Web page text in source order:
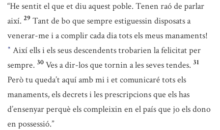
“He sentit el que et diu aquest poble. Tenen raó de parlar
així. 29 Tant de bo que sempre estiguessin disposats a
venerar-me i a complir cada dia tots els meus manaments!
* Així ells i els seus descendents trobarien la felicitat per
sempre. 30 Ves a dir-los que tornin a les seves tendes. 31
Però tu queda’t aquí amb mi i et comunicaré tots els
manaments, els decrets i les prescripcions que els has
d’ensenyar perquè els compleixin en el país que jo els dono
en possessió.”